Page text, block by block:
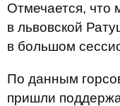
Отмечается, что
в львовской
в большом
По данным
пришли